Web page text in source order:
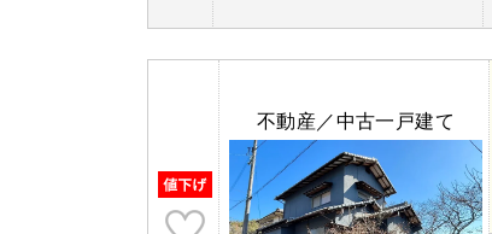
不動産／中古一戸建て